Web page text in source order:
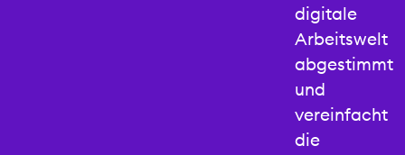
digitale
Arbeitswelt
abgestimmt
und
vereinfacht
die